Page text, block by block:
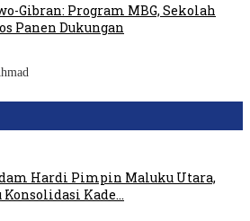
Gibran: Program MBG, Sekolah
Panen Dukungan
Hardi Pimpin Maluku Utara,
Konsolidasi Kade…